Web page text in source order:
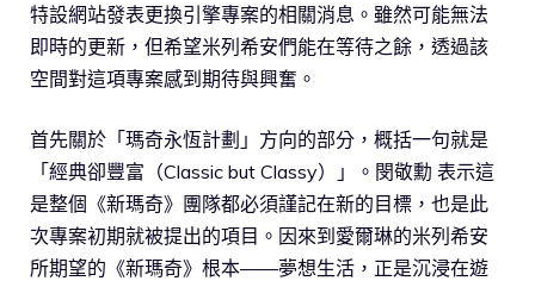
特設網站發表更換引擎專案的相關消息。雖然可能無法
即時的更新，但希望米列希安們能在等待之餘，透過該
空間對這項專案感到期待與興奮。
首先關於「瑪奇永恆計劃」方向的部分，概括一句就是
「經典卻豐富（Classic but Classy）」。閔敬勳 表示這
是整個《新瑪奇》團隊都必須謹記在新的目標，也是此
次專案初期就被提出的項目。因來到愛爾琳的米列希安
所期望的《新瑪奇》根本——夢想生活，正是沉浸在遊